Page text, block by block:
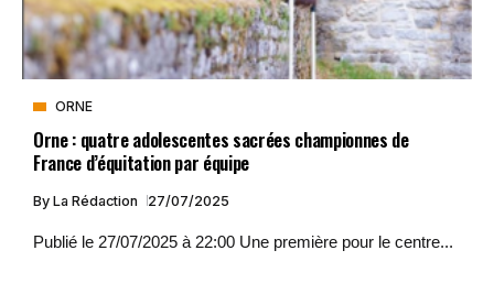
ORNE
Orne : quatre adolescentes sacrées championnes de
France d’équitation par équipe
By La Rédaction 27/07/2025
Publié le 27/07/2025 à 22:00 Une première pour le centre...